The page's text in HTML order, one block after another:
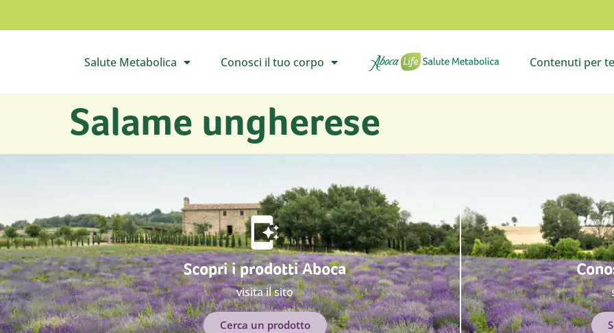
Apri il sottomenù
Salute Metabolica Apri il sottomenù
Conosci il tuo corpo Vai all’homepage Apri il
Contenuti per te
Salame ungherese
Scopri i prodotti Aboca
visita il sito
Cerca un prodotto